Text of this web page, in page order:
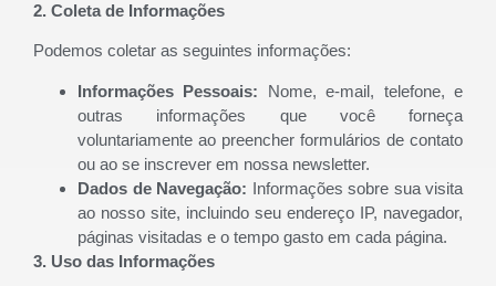
2. Coleta de Informações
Podemos coletar as seguintes informações:
Informações Pessoais: Nome, e-mail, telefone, e
outras informações que você forneça
voluntariamente ao preencher formulários de contato
ou ao se inscrever em nossa newsletter.
Dados de Navegação: Informações sobre sua visita
ao nosso site, incluindo seu endereço IP, navegador,
páginas visitadas e o tempo gasto em cada página.
3. Uso das Informações